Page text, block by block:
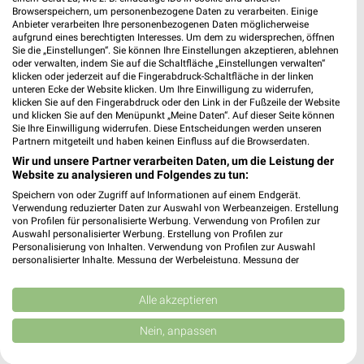
XXXLutz
Mega Tage
XXXLutz
Angebote ab 08.08.
Gültig bis Fr. 14.08.
XXXLutz XXXLutz
Browserspeichern, um personenbezogene Daten zu verarbeiten. Einige
Anbieter verarbeiten Ihre personenbezogenen Daten möglicherweise
aufgrund eines berechtigten Interesses. Um dem zu widersprechen, öffnen
Sie die „Einstellungen“. Sie können Ihre Einstellungen akzeptieren, ablehnen
oder verwalten, indem Sie auf die Schaltfläche „Einstellungen verwalten“
klicken oder jederzeit auf die Fingerabdruck-Schaltfläche in der linken
unteren Ecke der Website klicken. Um Ihre Einwilligung zu widerrufen,
klicken Sie auf den Fingerabdruck oder den Link in der Fußzeile der Website
und klicken Sie auf den Menüpunkt „Meine Daten“. Auf dieser Seite können
Sie Ihre Einwilligung widerrufen. Diese Entscheidungen werden unseren
Partnern mitgeteilt und haben keinen Einfluss auf die Browserdaten.
Wir und unsere Partner verarbeiten Daten, um die Leistung der
Website zu analysieren und Folgendes zu tun:
Speichern von oder Zugriff auf Informationen auf einem Endgerät.
Verwendung reduzierter Daten zur Auswahl von Werbeanzeigen. Erstellung
von Profilen für personalisierte Werbung. Verwendung von Profilen zur
Auswahl personalisierter Werbung. Erstellung von Profilen zur
Personalisierung von Inhalten. Verwendung von Profilen zur Auswahl
personalisierter Inhalte. Messung der Werbeleistung. Messung der
Kombinationen von Daten aus verschiedenen Quellen. Entwicklung und
Verbesserung der Angebote. Verwendung reduzierter Daten zur Auswahl
von Inhalten.
Daten können außerhalb der Europäischen Union weitergegeben und in die
Alle akzeptieren
Nein, anpassen